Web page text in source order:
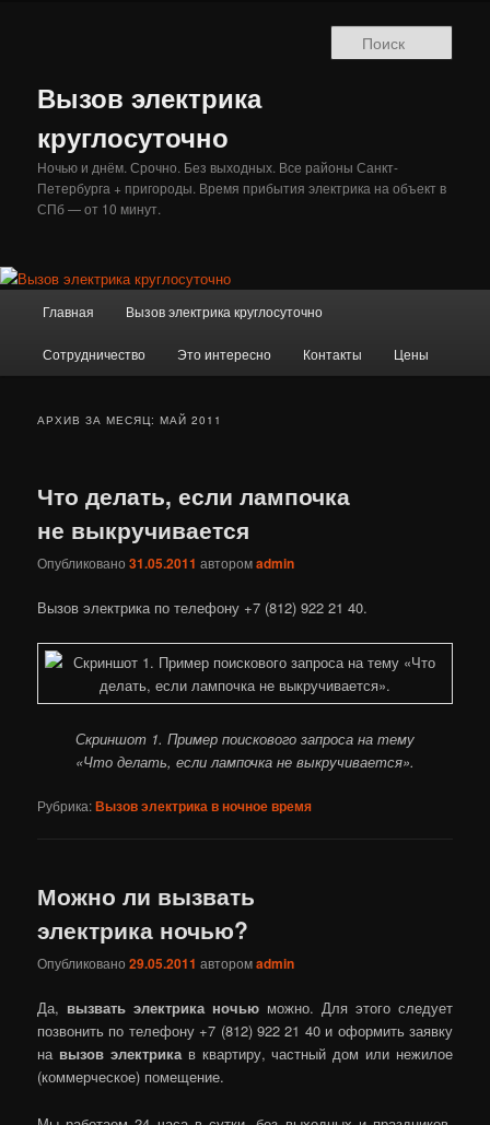
Вызов электрика
круглосуточно
Ночью и днём. Срочно. Без выходных. Все районы Санкт-
Петербурга + пригороды. Время прибытия электрика на объект в
СПб — от 10 минут.
Главная Вызов электрика круглосуточно
Сотрудничество Это интересно Контакты Цены
АРХИВ ЗА МЕСЯЦ:МАЙ 2011
Что делать, если лампочка
не выкручивается
Опубликовано31.05.2011 авторомadmin
Вызов электрика по телефону +7 (812) 922 21 40.
Скриншот 1. Пример поискового запроса на тему
«Что делать, если лампочка не выкручивается».
Рубрика:Вызов электрика в ночное время
Можно ли вызвать
электрика ночью?
Опубликовано29.05.2011 авторомadmin
Да, вызвать электрика ночью можно. Для этого следует
позвонить по телефону +7 (812) 922 21 40 и оформить заявку
на вызов электрика в квартиру, частный дом или нежилое
(коммерческое) помещение.